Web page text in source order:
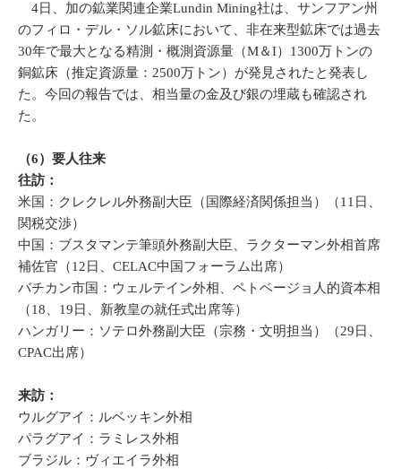
4日、加の鉱業関連企業Lundin Mining社は、サンフアン州
のフィロ・デル・ソル鉱床において、非在来型鉱床では過去
30年で最大となる精測・概測資源量（M＆I）1300万トンの
銅鉱床（推定資源量：2500万トン）が発見されたと発表し
た。今回の報告では、相当量の金及び銀の埋蔵も確認され
た。
（6）要人往来
往訪：
米国：クレクレル外務副大臣（国際経済関係担当）（11日、
関税交渉）
中国：ブスタマンテ筆頭外務副大臣、ラクターマン外相首席
補佐官（12日、CELAC中国フォーラム出席）
バチカン市国：ウェルテイン外相、ペトベージョ人的資本相
（18、19日、新教皇の就任式出席等）
ハンガリー：ソテロ外務副大臣（宗務・文明担当）（29日、
CPAC出席）
来訪：
ウルグアイ：ルベッキン外相
パラグアイ：ラミレス外相
ブラジル：ヴィエイラ外相